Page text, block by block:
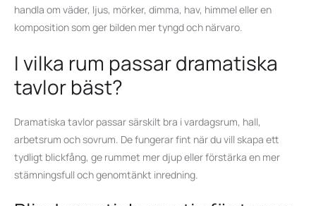
handla om väder, ljus, mörker, dimma, hav, himmel eller en
komposition som ger bilden mer tyngd och närvaro.
I vilka rum passar dramatiska
tavlor bäst?
Dramatiska tavlor passar särskilt bra i vardagsrum, hall,
arbetsrum och sovrum. De fungerar fint när du vill skapa ett
tydligt blickfång, ge rummet mer djup eller förstärka en mer
stämningsfull och genomtänkt inredning.